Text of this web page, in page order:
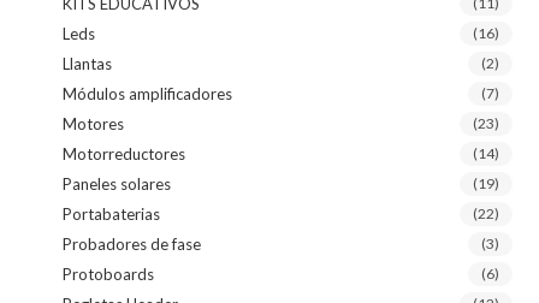
KITS EDUCATIVOS
Leds (16)
Llantas (2)
Módulos amplificadores (7)
Motores (23)
Motorreductores (14)
Paneles solares (19)
Portabaterias (22)
Probadores de fase (3)
Protoboards (6)